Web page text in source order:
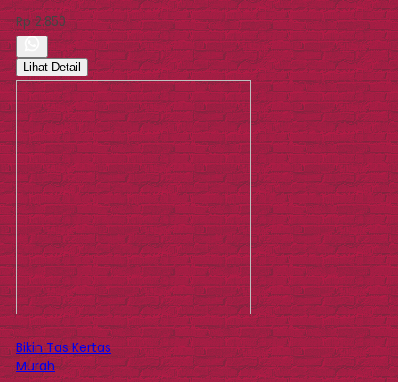
Rp 2.850
Lihat Detail
Bikin Tas Kertas
Murah